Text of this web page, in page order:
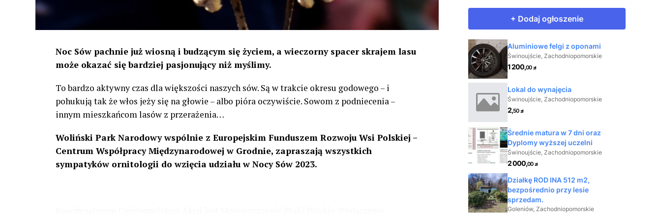
Noc Sów pachnie już wiosną i budzącym się życiem, a wieczorny spacer skrajem lasu
może okazać się bardziej pasjonujący niż myślimy.
To bardzo aktywny czas dla większości naszych sów. Są w trakcie okresu godowego – i
pohukują tak że włos jeży się na głowie – albo pióra oczywiście. Sowom z podniecenia –
innym mieszkańcom lasów z przerażenia…
Woliński Park Narodowy wspólnie z Europejskim Funduszem Rozwoju Wsi Polskiej –
Centrum Współpracy Międzynarodowej w Grodnie, zapraszają wszystkich
sympatyków ornitologii do wzięcia udziału w Nocy Sów 2023.